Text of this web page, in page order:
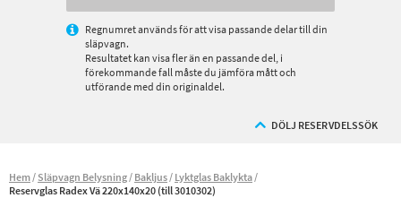
Regnumret används för att visa passande delar till din
släpvagn.
Resultatet kan visa fler än en passande del, i
förekommande fall måste du jämföra mått och
utförande med din originaldel.
DÖLJ RESERVDELSSÖK
Hem Släpvagn Belysning Bakljus Lyktglas Baklykta
Reservglas Radex Vä 220x140x20 (till 3010302)